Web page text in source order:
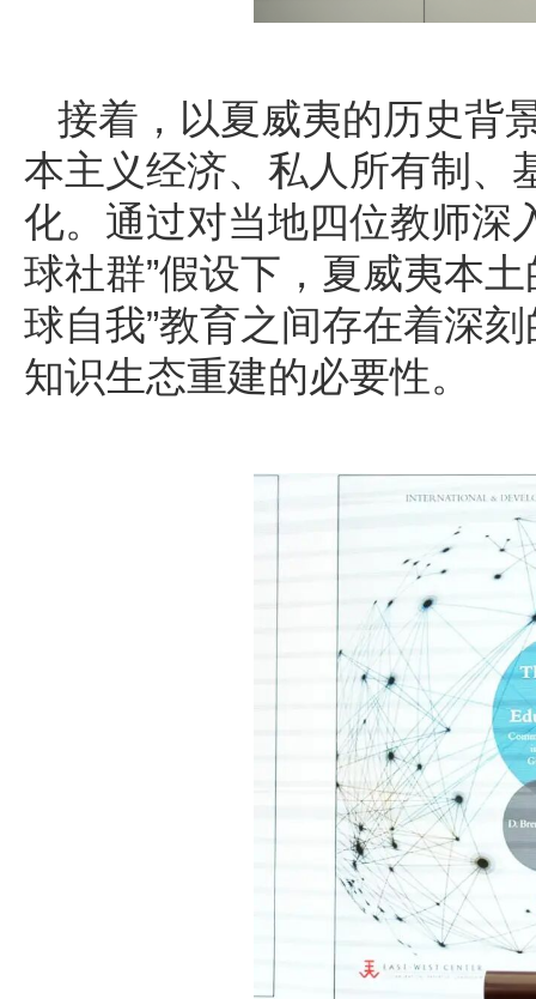
接着，以夏威夷的历史背
本主义经济、私人所有制、
化。通过对当地四位教师深
球社群”假设下，夏威夷本
球自我”教育之间存在着深
知识生态重建的必要性。